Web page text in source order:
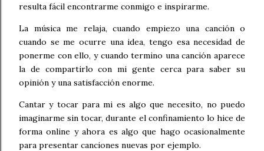
resulta fácil encontrarme conmigo e inspirarme.
La música me relaja, cuando empiezo una canción o
cuando se me ocurre una idea, tengo esa necesidad de
ponerme con ello, y cuando termino una canción aparece
la de compartirlo con mi gente cerca para saber su
opinión y una satisfacción enorme.
Cantar y tocar para mi es algo que necesito, no puedo
imaginarme sin tocar, durante el confinamiento lo hice de
forma online y ahora es algo que hago ocasionalmente
para presentar canciones nuevas por ejemplo.